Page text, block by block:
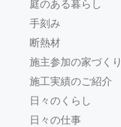
庭のある暮らし
手刻み
断熱材
施主参加の家づくり
施工実績のご紹介
日々のくらし
日々の仕事